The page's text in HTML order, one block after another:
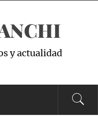
y actualidad